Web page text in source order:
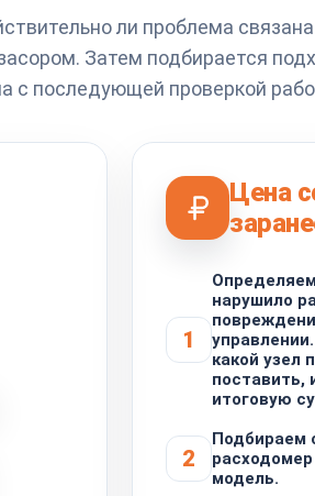
ли проблема
Затем подбирается
с последующей проверкой
Цена
1
нарушило
какой узел
поставить,
итоговую
2
Подбираем
модель.